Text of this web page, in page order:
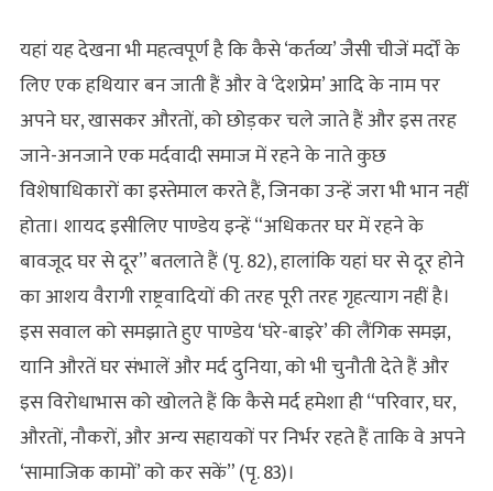
यहां यह देखना भी महत्वपूर्ण है कि कैसे ‘कर्तव्य’ जैसी चीजें मर्दों के
लिए एक हथियार बन जाती हैं और वे ‘देशप्रेम’ आदि के नाम पर
अपने घर, खासकर औरतों, को छोड़कर चले जाते हैं और इस तरह
जाने-अनजाने एक मर्दवादी समाज में रहने के नाते कुछ
विशेषाधिकारों का इस्तेमाल करते हैं, जिनका उन्हें जरा भी भान नहीं
होता। शायद इसीलिए पाण्डेय इन्हें “अधिकतर घर में रहने के
बावजूद घर से दूर” बतलाते हैं (पृ. 82), हालांकि यहां घर से दूर होने
का आशय वैरागी राष्ट्रवादियों की तरह पूरी तरह गृहत्‍याग नहीं है।
इस सवाल को समझाते हुए पाण्डेय ‘घरे-बाइरे’ की लैंगिक समझ,
यानि औरतें घर संभालें और मर्द दुनिया, को भी चुनौती देते हैं और
इस विरोधाभास को खोलते हैं कि कैसे मर्द हमेशा ही “परिवार, घर,
औरतों, नौकरों, और अन्य सहायकों पर निर्भर रहते हैं ताकि वे अपने
‘सामाजिक कामों’ को कर सकें” (पृ. 83)।